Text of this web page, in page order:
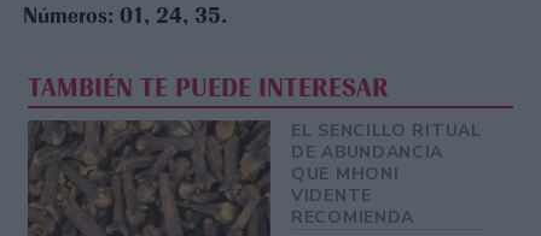
Números: 01, 24, 35.
TAMBIÉN TE PUEDE INTERESAR
EL SENCILLO RITUAL
DE ABUNDANCIA
QUE MHONI
VIDENTE
RECOMIENDA